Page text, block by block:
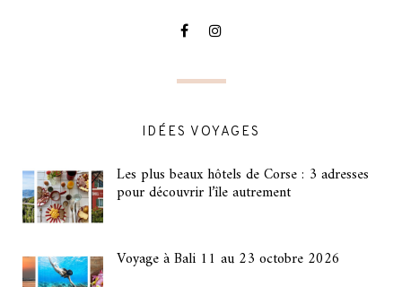
IDÉES VOYAGES
Les plus beaux hôtels de Corse : 3 adresses
pour découvrir l’île autrement
Voyage à Bali 11 au 23 octobre 2026